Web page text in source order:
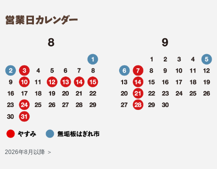
2026年8月以降 ＞